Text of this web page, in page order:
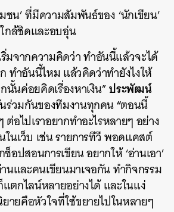
ชน’ ที่มีความสัมพันธ์ของ ‘นักเขียน’
กล้ชิดและอบอุ่น
ริ่มจากความคิดว่า ทำอันนี้แล้วจะได้
ก ทำอันนี้ไหม แล้วคิดว่าทำยังไงให้
นค่อยคิดเรื่องหาเงิน”ประพัฒน์
วมกันของทีมงานทุกคน“ตอนนี้
ต่อไปเราอยากทำอะไรหลายๆ อย่าง
ในเว็บ เช่น รายการทีวี พอดแคสต์
อปสอนการเขียน อยากให้ ‘อ่านเอา’
และคนเขียนมาเจอกัน ทำกิจกรรม
ตกไลน์หลายอย่างได้ และในแง่
ายคือหัวใจที่ใช้ขยายไปในหลายๆ